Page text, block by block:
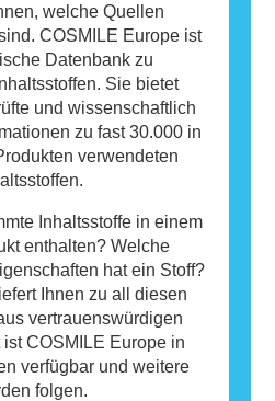
welche Quellen
COSMILE Europe ist
Datenbank zu
Sie bietet
und wissenschaftlich
zu fast 30.000 in
verwendeten
Inhaltsstoffe in einem
enthalten? Welche
hat ein Stoff?
Ihnen zu all diesen
vertrauenswürdigen
COSMILE Europe in
verfügbar und weitere
folgen.